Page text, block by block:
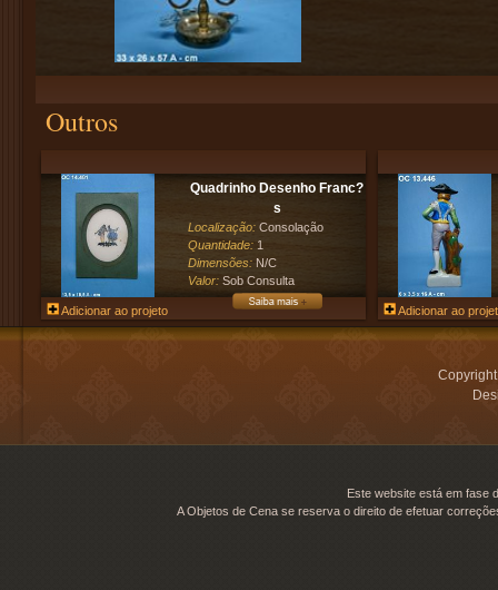
Outros
Quadrinho Desenho Franc?
s
Localização: Consolação
Quantidade: 1
Dimensões: N/C
Valor: Sob Consulta
Adicionar ao projeto Adicionar ao
Este website está em fase
A Objetos de Cena se reserva o direito de efetuar